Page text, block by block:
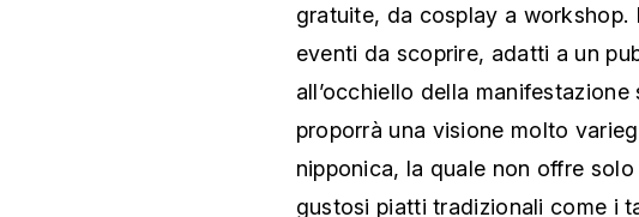
gratuite, da cosplay a
eventi da scoprire, adatti a un
all’occhiello della
proporrà una visione molto
nipponica, la quale non offre
gustosi piatti tradizionali come i